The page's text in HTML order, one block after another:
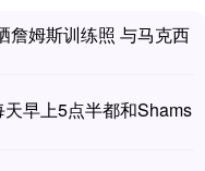
詹姆斯训练照 与马克西
早上5点半都和Shams